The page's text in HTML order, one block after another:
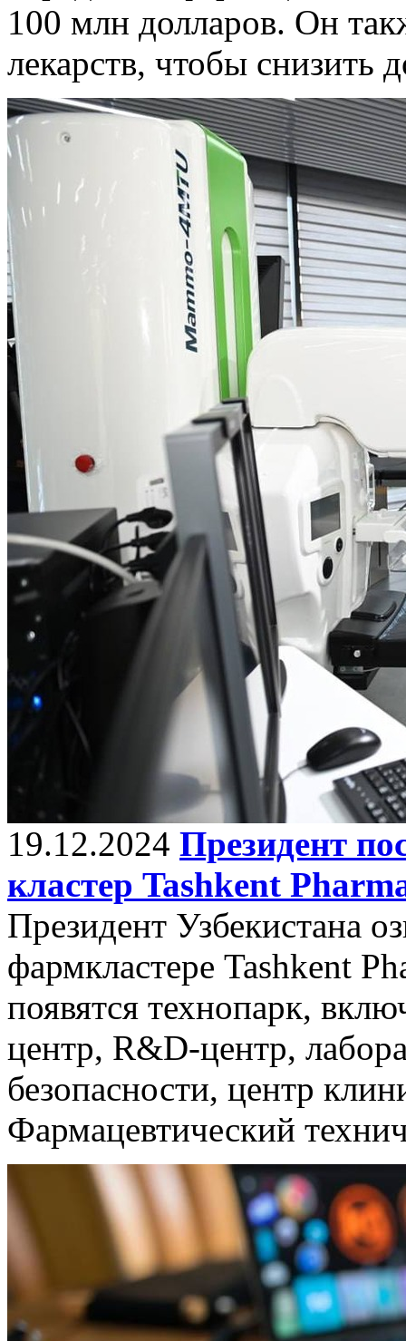
100 млн долларов. Он
лекарств, чтобы снизить
19.12.2024 Президент
кластер Tashkent
Президент Узбекистана
фармкластере Tashkent
появятся технопарк,
центр, R&D-центр,
безопасности, центр
Фармацевтический